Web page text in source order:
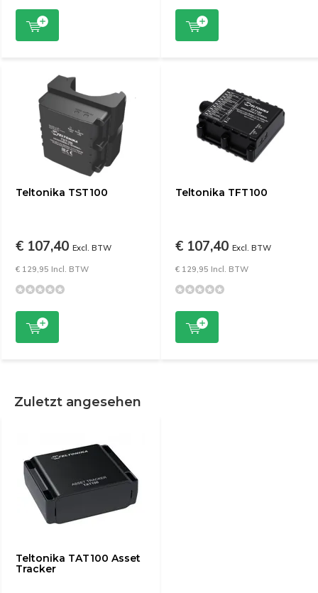
Teltonika TST100
€ 107,40 Excl. BTW
€ 129,95 Incl. BTW
Teltonika TFT100
€ 107,40 Excl. BTW
€ 129,95 Incl. BTW
Zuletzt angesehen
Teltonika TAT100 Asset
Tracker